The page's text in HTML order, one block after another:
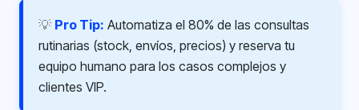
💡 Pro Tip: Automatiza el 80% de las consultas
rutinarias (stock, envíos, precios) y reserva tu
equipo humano para los casos complejos y
clientes VIP.